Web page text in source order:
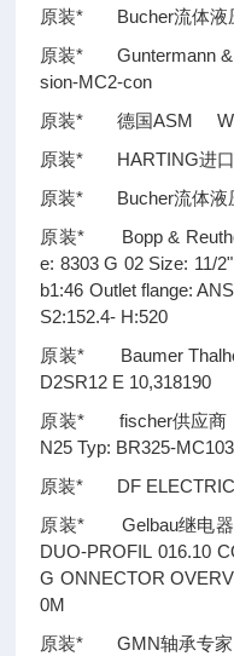
原装* Bucher流体液
原装* Guntermann &
sion-MC2-con
原装* 德国ASM
原装* HARTING进
原装* Bucher流体液
原装* Bopp &
e: 8303 G 02 Size: 11/
b1:46 Outlet flange:
S2:152.4- H:520
原装* Baumer
D2SR12 E 10,318190
原装* fischer供应商
N25 Typ: BR325-
原装* DF
原装* Gelbau继电器
DUO-PROFIL 016.10
G ONNECTOR
0M
原装* GMN轴承专家